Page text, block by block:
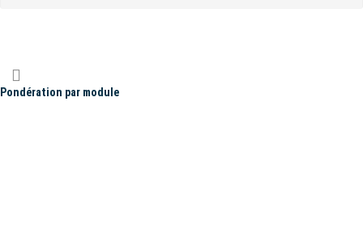
Pondération par module